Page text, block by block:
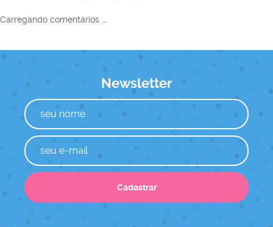
Carregando comentários ...
Newsletter
Cadastrar